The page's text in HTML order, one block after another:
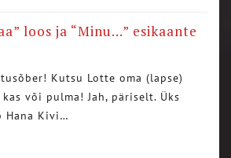
loos ja “Minu…” esikaante
Kutsu Lotte oma (lapse)
või pulma! Jah, päriselt. Üks
Hana Kivi…